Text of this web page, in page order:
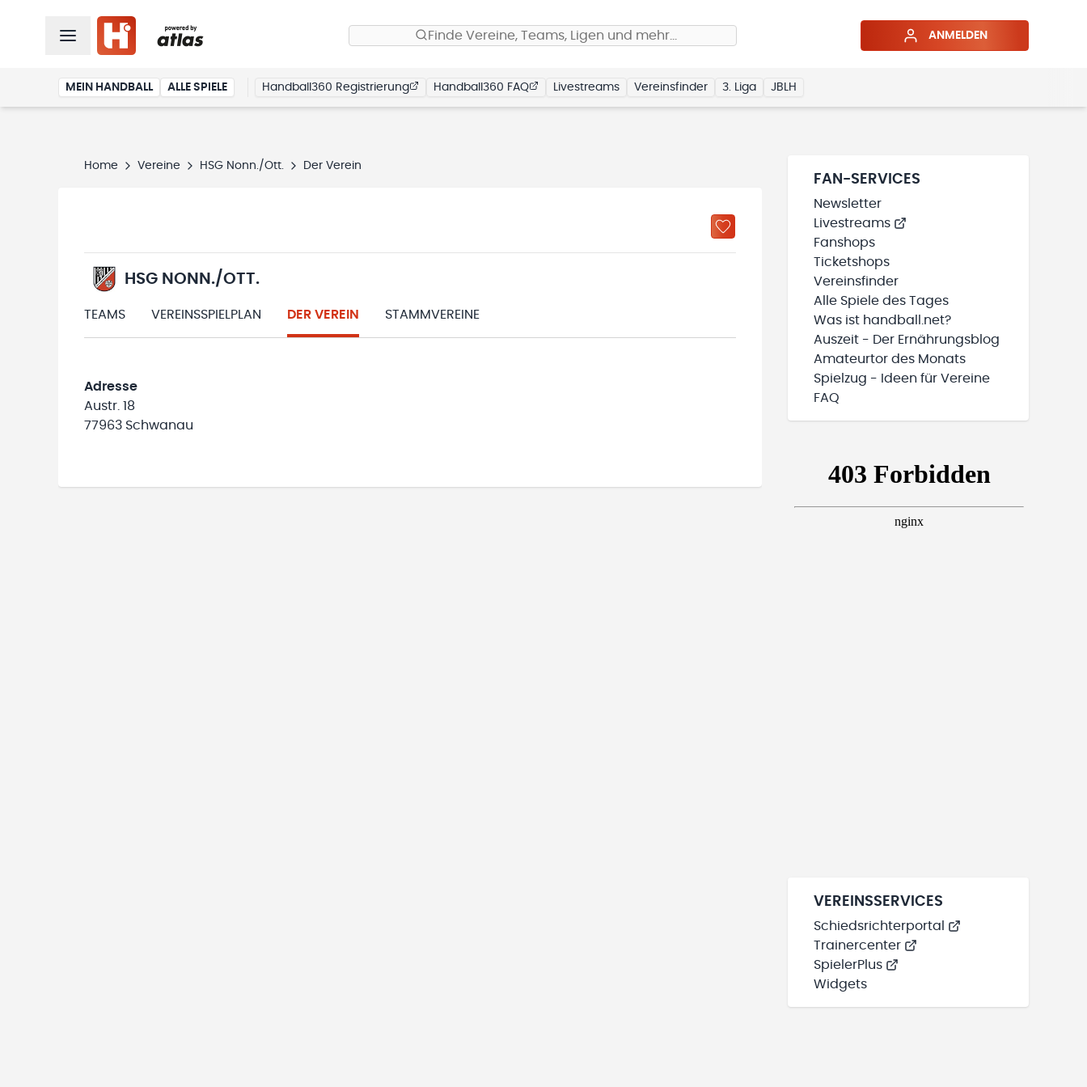
Finde Vereine, Teams, Ligen und mehr… ANMELDEN
MEIN HANDBALL ALLE SPIELE Handball360 Registrierung Handball360 FAQ Livestreams Vereinsfinder 3. Liga JBLH
Home Vereine HSG Nonn./Ott. Der Verein
HSG NONN./OTT.
TEAMS VEREINSSPIELPLAN DER VEREIN STAMMVEREINE
Adresse
Austr. 18
77963 Schwanau
FAN-SERVICES
Newsletter
Livestreams
Fanshops
Ticketshops
Vereinsfinder
Alle Spiele des Tages
Was ist handball.net?
Auszeit - Der Ernährungsblog
Amateurtor des Monats
Spielzug - Ideen für Vereine
FAQ
VEREINSSERVICES
Schiedsrichterportal
Trainercenter
SpielerPlus
Widgets